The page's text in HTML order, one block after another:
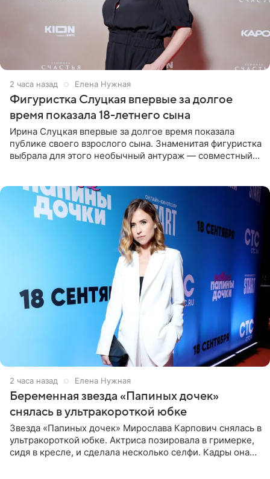
2 часа назад Елена Нужная
Фигуристка Слуцкая впервые за долгое
время показала 18-летнего сына
Ирина Слуцкая впервые за долгое время показала
публике своего взрослого сына. Знаменитая фигуристка
выбрала для этого необычный антураж — совместный
2 часа назад Елена Нужная
Беременная звезда «Папиных дочек»
снялась в ультракороткой юбке
Звезда «Папиных дочек» Мирослава Карпович снялась в
ультракороткой юбке. Актриса позировала в гримерке,
сидя в кресле, и сделала несколько селфи. Кадры она